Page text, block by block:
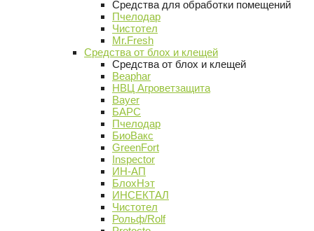
Средства для обработки помещений
Пчелодар
Чистотел
Mr.Fresh
Средства от блох и клещей
Средства от блох и клещей
Beaphar
НВЦ Агроветзащита
Bayer
БАРС
Пчелодар
БиоВакс
GreenFort
Inspector
ИН-АП
БлохНэт
ИНСЕКТАЛ
Чистотел
Рольф/Rolf